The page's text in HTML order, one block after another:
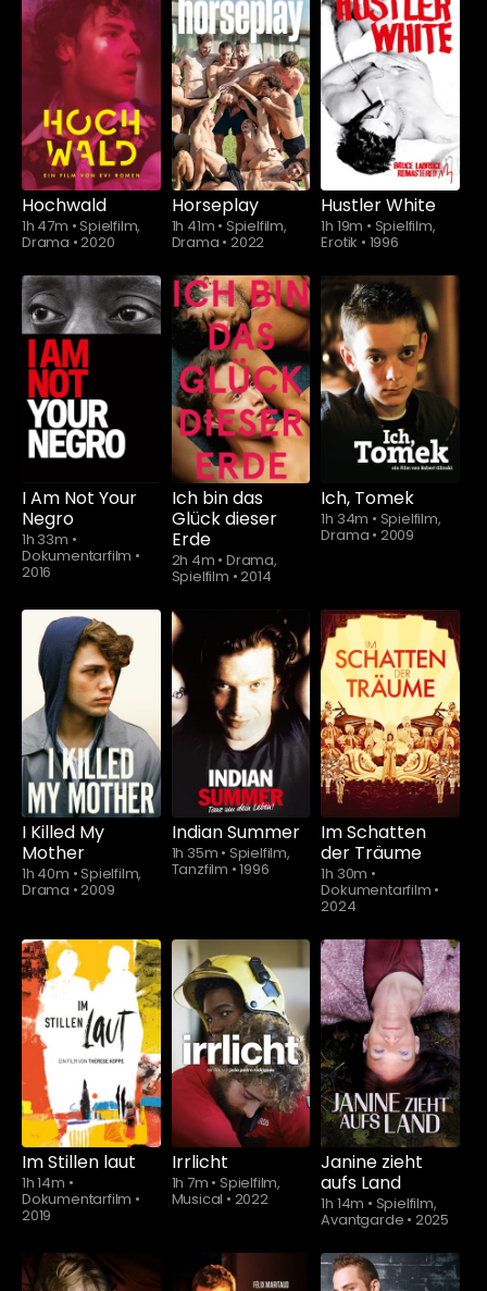
Hochwald
1h 47m • Spielfilm,
Drama •2020
Schauen Sie
ab$5.90
Horseplay
1h 41m • Spielfilm,
Drama • 2022
Schauen Sie
ab$5.90
Hustler White
1h 19m • Spielfilm,
Erotik • 1996
Schauen Sie
ab$5.90
I Am Not Your
Negro
1h 33m •
Dokumentarfilm •
2016
Ich bin das
Glück dieser
Erde
2h 4m • Drama,
Spielfilm •2014
Ich, Tomek
1h 34m • Spielfilm,
Drama • 2009
I Killed My
Mother
1h 40m • Spielfilm,
Drama •2009
Schauen Sie
ab$5.90
Indian Summer
1h 35m • Spielfilm,
Tanzfilm •1996
Im Schatten
der Träume
1h 30m •
Dokumentarfilm •
2024
Im Stillen laut
1h 14m •
Dokumentarfilm •
2019
Irrlicht
1h 7m • Spielfilm,
Musical • 2022
Schauen Sie
ab$5.90
Janine zieht
aufs Land
1h 14m • Spielfilm,
Avantgarde • 2025